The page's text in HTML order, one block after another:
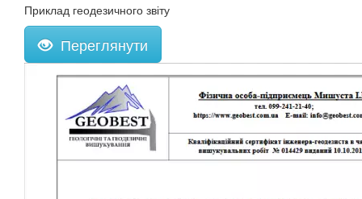
Приклад геодезичного звіту
Переглянути